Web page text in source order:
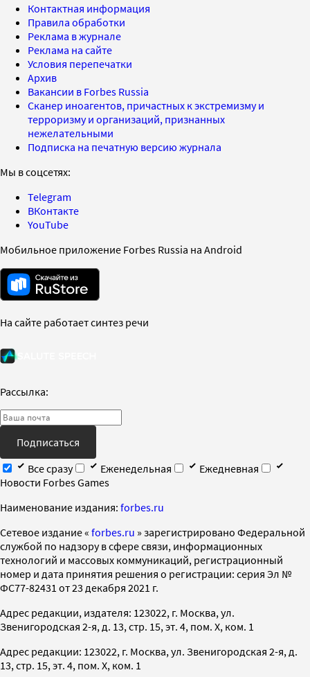
Контактная информация
Правила обработки
Реклама в журнале
Реклама на сайте
Условия перепечатки
Архив
Вакансии в Forbes Russia
Сканер иноагентов, причастных к экстремизму и
терроризму и организаций, признанных
нежелательными
Подписка на печатную версию журнала
Мы в соцсетях:
Telegram
ВКонтакте
YouTube
Мобильное приложение Forbes Russia на Android
На сайте работает синтез речи
Рассылка:
Подписаться
Все сразу
Еженедельная
Ежедневная
Новости Forbes Games
Наименование издания: forbes.ru
Cетевое издание « forbes.ru » зарегистрировано Федеральной
службой по надзору в сфере связи, информационных
технологий и массовых коммуникаций, регистрационный
номер и дата принятия решения о регистрации: серия Эл №
ФС77-82431 от 23 декабря 2021 г.
Адрес редакции, издателя: 123022, г. Москва, ул.
Звенигородская 2-я, д. 13, стр. 15, эт. 4, пом. X, ком. 1
Адрес редакции: 123022, г. Москва, ул. Звенигородская 2-я, д.
13, стр. 15, эт. 4, пом. X, ком. 1